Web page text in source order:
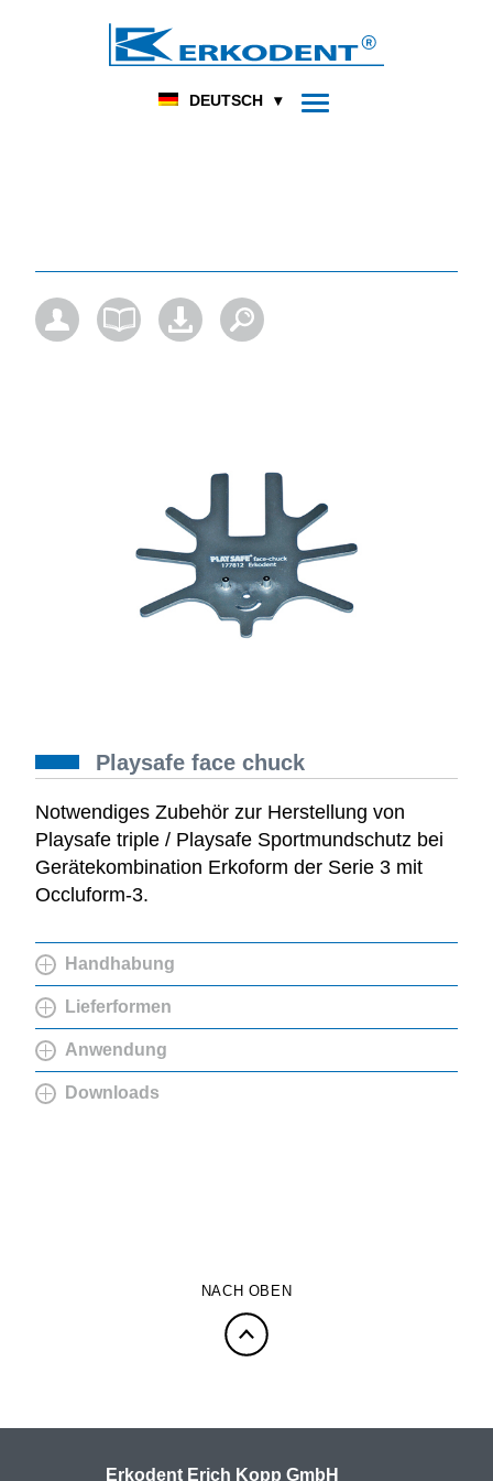
DEUTSCH
DENTAL FUSSORTHOPÄDIE
HOME PRODUKT
Playsafe face chuck
Notwendiges Zubehör zur Herstellung von
Playsafe triple / Playsafe Sportmundschutz bei
Gerätekombination Erkoform der Serie 3 mit
Occluform-3.
Handhabung
Lieferformen
Anwendung
Downloads
NACH OBEN
Erkodent Erich Kopp GmbH